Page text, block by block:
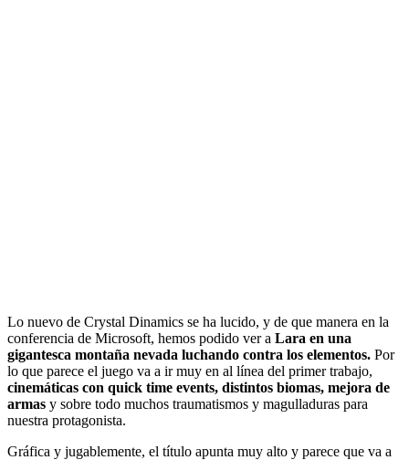
Lo nuevo de Crystal Dinamics se ha lucido, y de que manera en la
conferencia de Microsoft, hemos podido ver a Lara en una
gigantesca montaña nevada luchando contra los elementos. Por
lo que parece el juego va a ir muy en al línea del primer trabajo,
cinemáticas con quick time events, distintos biomas, mejora de
armas y sobre todo muchos traumatismos y magulladuras para
nuestra protagonista.
Gráfica y jugablemente, el título apunta muy alto y parece que va a